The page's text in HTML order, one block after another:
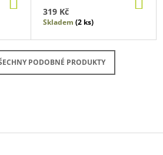
KOŠÍKU
319 Kč
Skladem (2 ks)
PODOBNÉ PRODUKTY